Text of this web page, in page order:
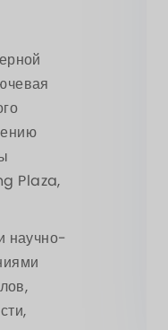
Plaza,
научно-